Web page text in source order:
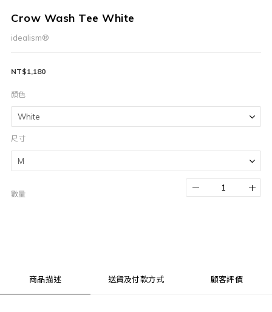
Crow Wash Tee White
idealism®
NT$1,180
顏色
尺寸
數量
商品描述 送貨及付款方式 顧客評價